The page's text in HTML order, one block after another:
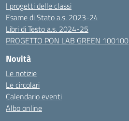
I progetti delle classi
Esame di Stato a.s. 2023-24
Libri di Testo a.s. 2024-25
PROGETTO PON LAB GREEN 100100
Novità
Le notizie
Le circolari
Calendario eventi
Albo online